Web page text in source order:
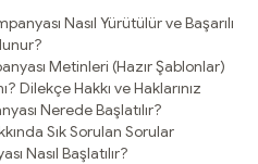
Nasıl Yürütülür ve Başarılı
Metinleri (Hazır Şablonlar)
Dilekçe Hakkı ve Haklarınız
Nerede Başlatılır?
Sık Sorulan Sorular
Nasıl Başlatılır?